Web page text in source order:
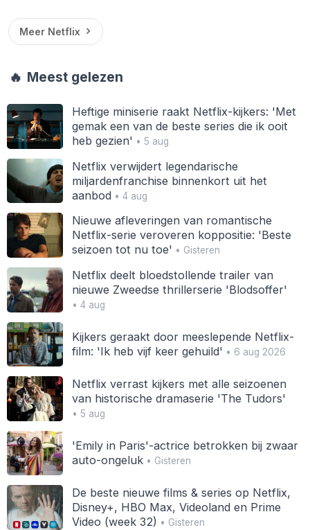
Meer Netflix
🔥 Meest gelezen
Heftige miniserie raakt Netflix-kijkers: 'Met
gemak een van de beste series die ik ooit
heb gezien' • 5 aug
Netflix verwijdert legendarische
miljardenfranchise binnenkort uit het
aanbod • 4 aug
Nieuwe afleveringen van romantische
Netflix-serie veroveren koppositie: 'Beste
seizoen tot nu toe' • Gisteren
Netflix deelt bloedstollende trailer van
nieuwe Zweedse thrillerserie 'Blodsoffer'
• 4 aug
Kijkers geraakt door meeslepende Netflix-
film: 'Ik heb vijf keer gehuild' • 6 aug 2026
Netflix verrast kijkers met alle seizoenen
van historische dramaserie 'The Tudors'
• 5 aug
'Emily in Paris'-actrice betrokken bij zwaar
auto-ongeluk• Gisteren
De beste nieuwe films & series op Netflix,
Disney+, HBO Max, Videoland en Prime
Video (week 32) • Gisteren